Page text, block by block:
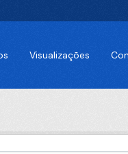
Visualizações